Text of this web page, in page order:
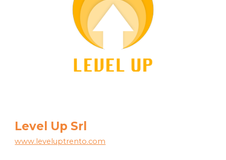
Level Up Srl
www.leveluptrento.com